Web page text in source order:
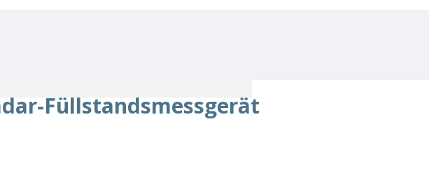
Füllstandsmessgerät